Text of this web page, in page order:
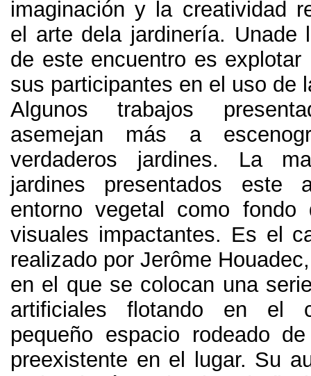
imaginación y la creatividad
el arte dela jardinería. Unade
de este encuentro es
sus participantes en el uso de
Algunos trabajos
asemejan más a
verdaderos jardines. La
jardines presentados este
entorno vegetal como fondo
visuales impactantes. Es el
realizado por Jerôme Houadec
en el que se colocan una
artificiales flotando en el
pequeño espacio rodeado
preexistente en el lugar. Su